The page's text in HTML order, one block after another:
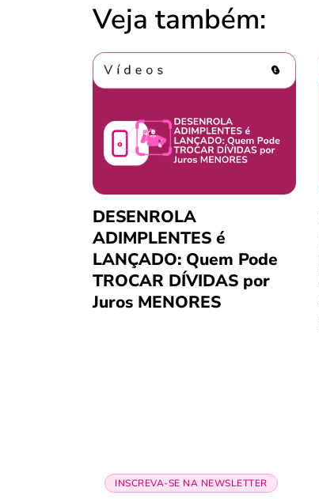
Veja também:
DESENROLA
ADIMPLENTES é
LANÇADO: Quem Pode
TROCAR DÍVIDAS por
Juros MENORES
INSCREVA-SE NA NEWSLETTER